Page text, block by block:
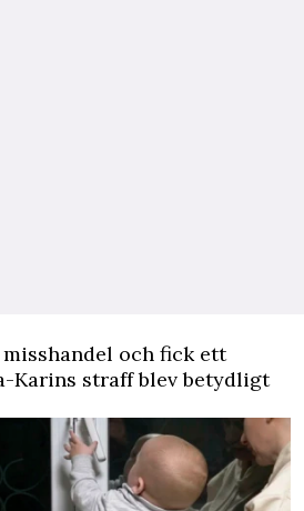
och fick ett
­Karins straff blev betydligt